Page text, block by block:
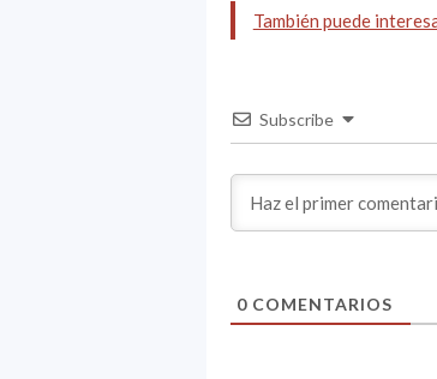
También puede
Subscribe
0 COMENTARIOS